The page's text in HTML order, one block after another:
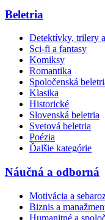
Beletria
Detektívky, trilery
Sci-fi a fantasy
Komiksy
Romantika
Spoločenská
Klasika
Historické
Slovenská beletria
Svetová beletria
Poézia
Ďalšie kategórie
Náučná a odborná
Motivácia a
Biznis a
Humanitné a